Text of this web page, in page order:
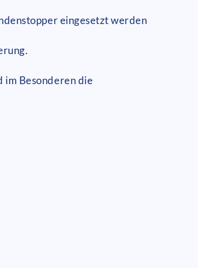
eingesetzt werden
im Besonderen die